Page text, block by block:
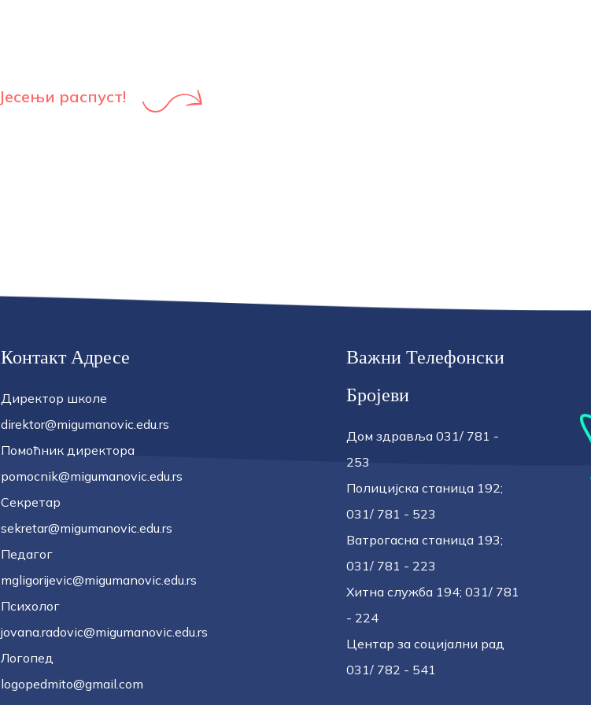
Јесењи распуст!
Контакт Адресе
Директор школе
direktor@migumanovic.edu.rs
Помоћник директора
pomocnik@migumanovic.edu.rs
Секретар
sekretar@migumanovic.edu.rs
Педагог
mgligorijevic@migumanovic.edu.rs
Психолог
jovana.radovic@migumanovic.edu.rs
Логопед
logopedmito@gmail.com
Важни Телефонски
Бројеви
Дом здравља 031/ 781 -
253
Полицијска станица 192;
031/ 781 - 523
Ватрогасна станица 193;
031/ 781 - 223
Хитна служба 194; 031/ 781
- 224
Центар за социјални рад
031/ 782 - 541